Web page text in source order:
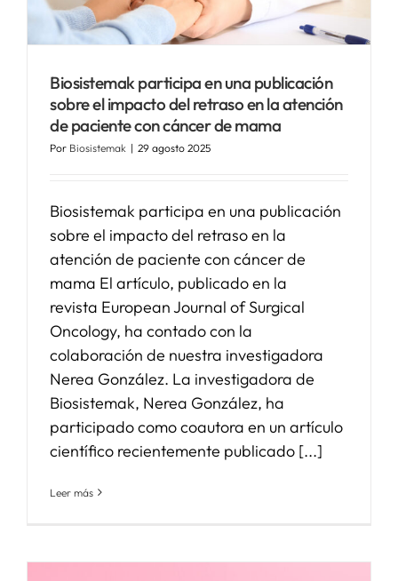
Biosistemak participa en una publicación
sobre el impacto del retraso en la atención
de paciente con cáncer de mama
Por Biosistemak | 29 agosto 2025
Biosistemak participa en una publicación
sobre el impacto del retraso en la
atención de paciente con cáncer de
mama El artículo, publicado en la
revista European Journal of Surgical
Oncology, ha contado con la
colaboración de nuestra investigadora
Nerea González. La investigadora de
Biosistemak, Nerea González, ha
participado como coautora en un artículo
científico recientemente publicado [...]
Leer más